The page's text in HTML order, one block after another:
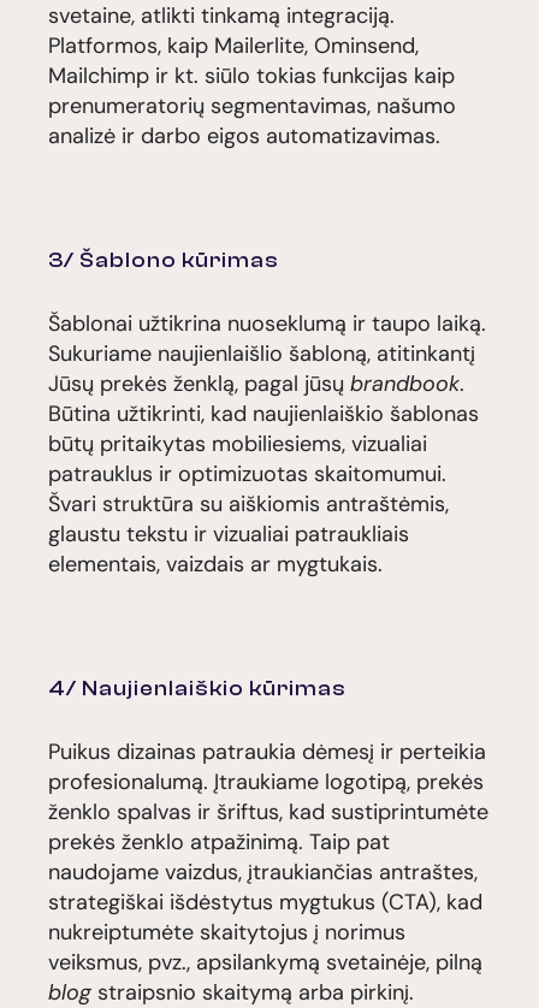
svetaine, atlikti tinkamą integraciją.
Platformos, kaip Mailerlite, Ominsend,
Mailchimp ir kt. siūlo tokias funkcijas kaip
prenumeratorių segmentavimas, našumo
analizė ir darbo eigos automatizavimas.
3/ Šablono kūrimas
Šablonai užtikrina nuoseklumą ir taupo laiką.
Sukuriame naujienlaišlio šabloną, atitinkantį
Jūsų prekės ženklą, pagal jūsų brandbook.
Būtina užtikrinti, kad naujienlaiškio šablonas
būtų pritaikytas mobiliesiems, vizualiai
patrauklus ir optimizuotas skaitomumui.
Švari struktūra su aiškiomis antraštėmis,
glaustu tekstu ir vizualiai patraukliais
elementais, vaizdais ar mygtukais.
4/ Naujienlaiškio kūrimas
Puikus dizainas patraukia dėmesį ir perteikia
profesionalumą. Įtraukiame logotipą, prekės
ženklo spalvas ir šriftus, kad sustiprintumėte
prekės ženklo atpažinimą. Taip pat
naudojame vaizdus, įtraukiančias antraštes,
strategiškai išdėstytus mygtukus (CTA), kad
nukreiptumėte skaitytojus į norimus
veiksmus, pvz., apsilankymą svetainėje, pilną
blog straipsnio skaitymą arba pirkinį.